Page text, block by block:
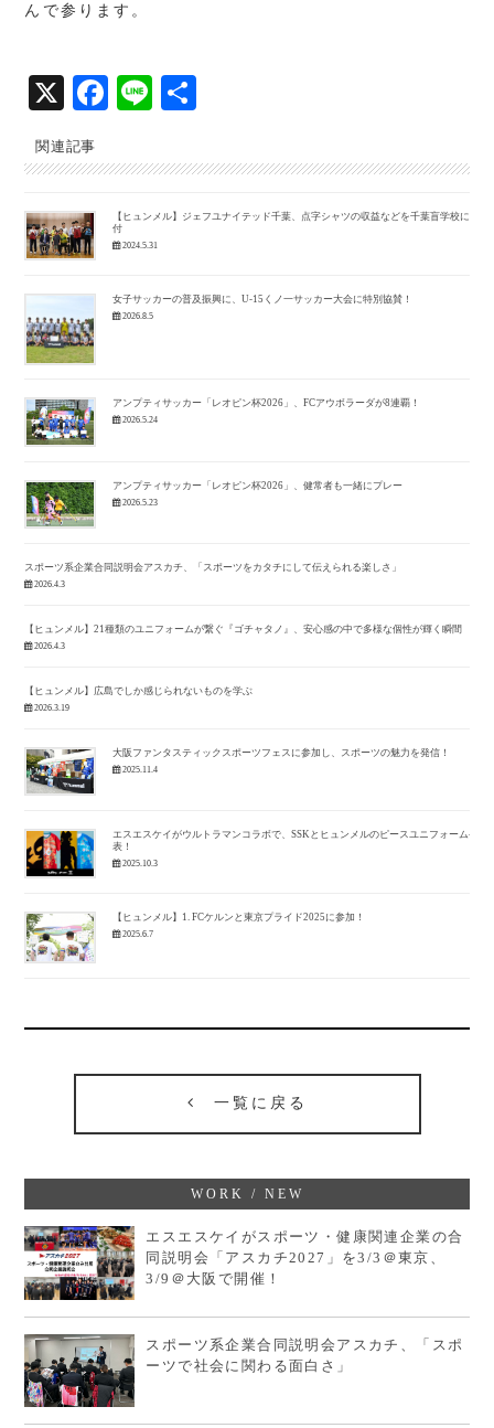
んで参ります。
X
Fa
bo
Li
関連記事
【ヒュンメル】ジェフユナイテッド千葉、点字シャツの収益などを千葉盲学校に寄
付
2024.5.31
女子サッカーの普及振興に、U-15くノ一サッカー大会に特別協賛！
2026.8.5
アンプティサッカー「レオピン杯2026」、FCアウボラーダが8連覇！
2026.5.24
アンプティサッカー「レオピン杯2026」、健常者も一緒にプレー
2026.5.23
スポーツ系企業合同説明会アスカチ、「スポーツをカタチにして伝えられる楽しさ」
2026.4.3
【ヒュンメル】21種類のユニフォームが繋ぐ『ゴチャタノ』、安心感の中で多様な個性が輝く瞬間
2026.4.3
【ヒュンメル】広島でしか感じられないものを学ぶ
2026.3.19
大阪ファンタスティックスポーツフェスに参加し、スポーツの魅力を発信！
2025.11.4
エスエスケイがウルトラマンコラボで、SSKとヒュンメルのピースユニフォーム発
表！
2025.10.3
【ヒュンメル】1. FCケルンと東京プライド2025に参加！
2025.6.7
一覧に戻る
WORK / NEW
エスエスケイがスポーツ・健康関連企業の合
同説明会「アスカチ2027」を3/3＠東京、
3/9＠大阪で開催！
スポーツ系企業合同説明会アスカチ、「スポ
ーツで社会に関わる面白さ」